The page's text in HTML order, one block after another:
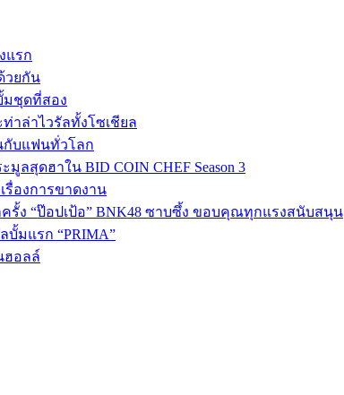
แรก
วยกัน
มชุดที่สอง
าล่าไวรัลทั้งโซเชียล
กับแฟนทั่วโลก
สุดฮาใน BID COIN CHEF Season 3
รื่องการขาดงาน
ครั้ง “ป๊อปเป้อ” BNK48 ซาบซึ้ง ขอบคุณทุกแรงสนับสนุน
บั้มแรก “PRIMA”
ฮอลล์